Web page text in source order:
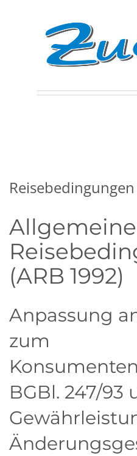
Reisebedingungen
Allgemeine
(ARB 1992)
Anpassung
zum
BGBl. 247/93